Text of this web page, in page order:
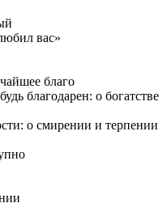
вас»
благо
благодарен: о богатстве
о смирении и терпении